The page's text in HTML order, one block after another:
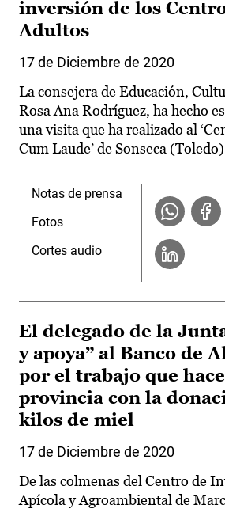
inversión de los
Adultos
17 de Diciembre de 2020
La consejera de Educación,
Rosa Ana Rodríguez, ha hecho
una visita que ha realizado al
Cum Laude’ de Sonseca (Toledo)
Notas de prensa
Fotos
Cortes audio
El delegado de la
y apoya” al Banco de
por el trabajo que
provincia con la
kilos de miel
17 de Diciembre de 2020
De las colmenas del Centro de
Apícola y Agroambiental de